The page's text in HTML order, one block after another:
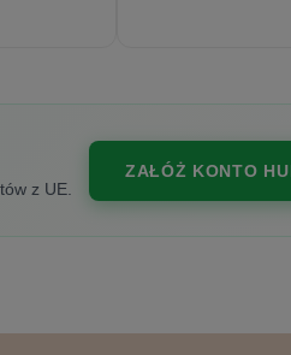
z UE.
ZAŁÓŻ KONTO